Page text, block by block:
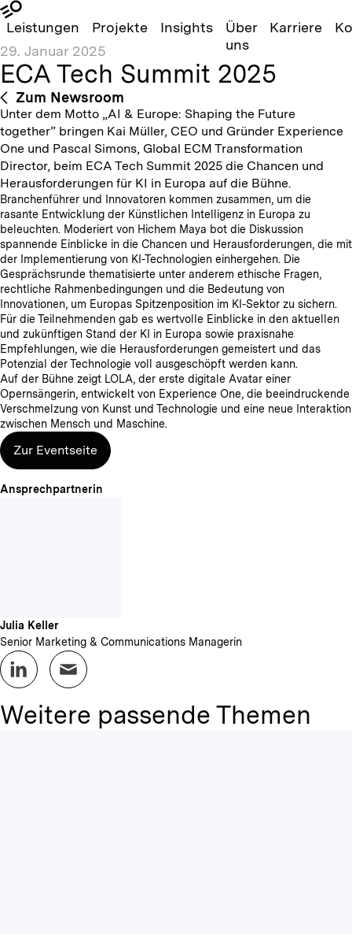
Leistungen Projekte Insights
Über
uns
Karriere
Zum Newsroom
29. Januar 2025
ECA Tech Summit 2025
Ansprechpartnerin
Julia Keller
Senior Marketing & Communications Managerin
Unter dem Motto „AI & Europe: Shaping the Future
together” bringen Kai Müller, CEO und Gründer Experience
One und Pascal Simons, Global ECM Transformation
Director, beim ECA Tech Summit 2025 die Chancen und
Herausforderungen für KI in Europa auf die Bühne.
Branchenführer und Innovatoren kommen zusammen, um die
rasante Entwicklung der Künstlichen Intelligenz in Europa zu
beleuchten. Moderiert von Hichem Maya bot die Diskussion
spannende Einblicke in die Chancen und Herausforderungen, die mit
der Implementierung von KI-Technologien einhergehen. Die
Gesprächsrunde thematisierte unter anderem ethische Fragen,
rechtliche Rahmenbedingungen und die Bedeutung von
Innovationen, um Europas Spitzenposition im KI-Sektor zu sichern.
Für die Teilnehmenden gab es wertvolle Einblicke in den aktuellen
und zukünftigen Stand der KI in Europa sowie praxisnahe
Empfehlungen, wie die Herausforderungen gemeistert und das
Potenzial der Technologie voll ausgeschöpft werden kann.
Auf der Bühne zeigt LOLA, der erste digitale Avatar einer
Opernsängerin, entwickelt von Experience One, die beeindruckende
Verschmelzung von Kunst und Technologie und eine neue Interaktion
zwischen Mensch und Maschine.
Zur Eventseite
Weitere passende Themen